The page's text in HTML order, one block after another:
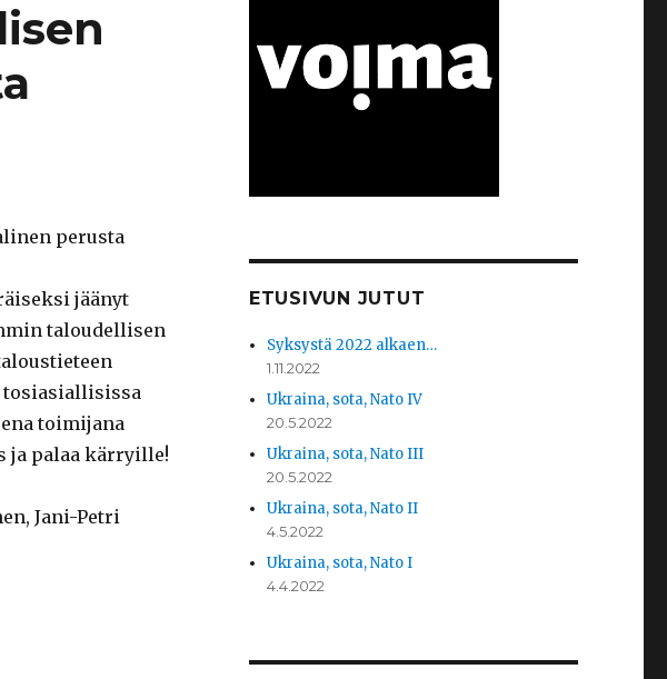
perusta
jäänyt
taloudellisen
tosiasiallisissa
toimijana
ja palaa kärryille!
Jani-Petri
ETUSIVUN JUTUT
Syksystä 2022 alkaen…
1.11.2022
Ukraina, sota, Nato IV
20.5.2022
Ukraina, sota, Nato III
20.5.2022
Ukraina, sota, Nato II
4.5.2022
Ukraina, sota, Nato I
4.4.2022